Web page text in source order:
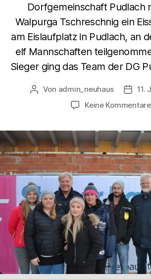
Dorfgemeinschaft Pudlach
Walpurga Tschreschnig ein
am Eislaufplatz in Pudlach, an
elf Mannschaften
Sieger ging das Team der DG
Von admin_neuhaus
11.
Keine Kommentare